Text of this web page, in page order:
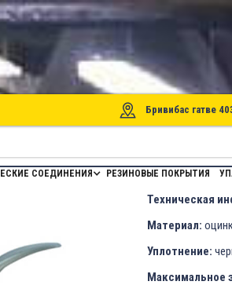
Бривибас гатве
СОЕДИНЕНИЯ РЕЗИНОВЫЕ ПОКРЫТИЯ
Техническая
Материал:
Уплотнение:
Максимальное